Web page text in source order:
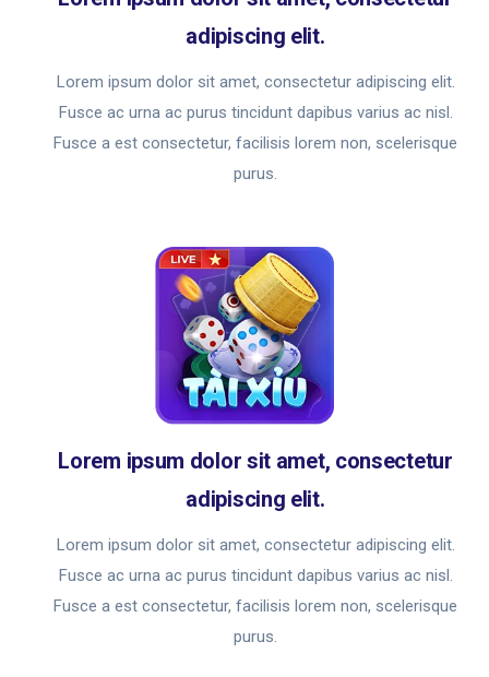
adipiscing elit.
Lorem ipsum dolor sit amet, consectetur adipiscing elit.
Fusce ac urna ac purus tincidunt dapibus varius ac nisl.
Fusce a est consectetur, facilisis lorem non, scelerisque
purus.
Lorem ipsum dolor sit amet, consectetur
adipiscing elit.
Lorem ipsum dolor sit amet, consectetur adipiscing elit.
Fusce ac urna ac purus tincidunt dapibus varius ac nisl.
Fusce a est consectetur, facilisis lorem non, scelerisque
purus.